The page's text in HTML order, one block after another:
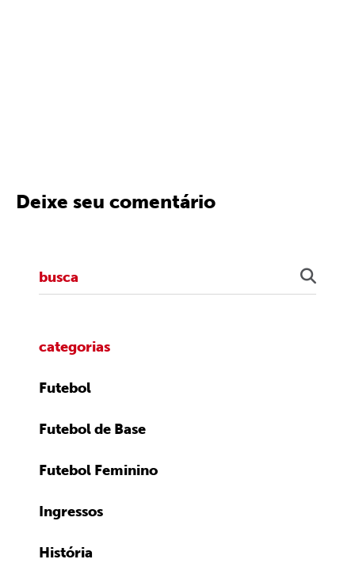
Deixe seu comentário
categorias
Futebol
Futebol de Base
Futebol Feminino
Ingressos
História